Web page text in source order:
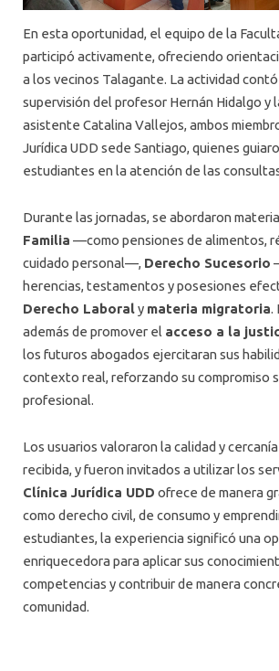
En esta oportunidad, el equipo de la
participó activamente, ofreciendo
a los vecinos Talagante. La actividad
supervisión del profesor Hernán Hidalgo y
asistente Catalina Vallejos, ambos
Jurídica UDD sede Santiago, quienes
estudiantes en la atención de las
Durante las jornadas, se abordaron
Familia —como pensiones de alimentos,
cuidado personal—, Derecho Sucesorio
herencias, testamentos y posesiones
Derecho Laboraly materia migratoria.
además de promover el acceso a la
los futuros abogados ejercitaran sus
contexto real, reforzando su compromiso
profesional.
Los usuarios valoraron la calidad y
recibida, y fueron invitados a utilizar los
Clínica Jurídica UDD ofrece de manera
como derecho civil, de consumo y
estudiantes, la experiencia significó una
enriquecedora para aplicar sus
competencias y contribuir de manera
comunidad.